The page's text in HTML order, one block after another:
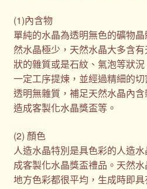
(1)內含物
單純的水晶為透明無色的礦物
然水晶極少，天然水晶大多含
狀的雜質或是石紋、氣泡等狀
一定工序提煉，並經過精細的
透明無雜質，補足天然水晶內
造成客製化水晶獎盃等。
(2) 顏色
人造水晶特別是具色彩的人造
成客製化水晶獎盃禮品。天然
地方色彩都很平均，生成時即